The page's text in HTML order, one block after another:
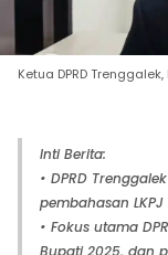
Ketua DPRD
Inti Berita:
• DPRD
pembahasan
• Fokus utama
Bupati 2025, dan